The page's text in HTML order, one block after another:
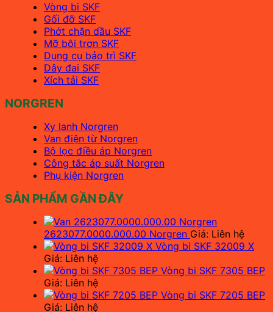
Vòng bi SKF
Gối đỡ SKF
Phớt chặn dầu SKF
Mỡ bôi trơn SKF
Dụng cụ bảo trì SKF
Dây đai SKF
Xích tải SKF
NORGREN
Xy lanh Norgren
Van điện từ Norgren
Bộ lọc điều áp Norgren
Công tắc áp suất Norgren
Phụ kiện Norgren
SẢN PHẨM GẦN ĐÂY
2623077.0000.000.00 Norgren Giá: Liên hệ
Vòng bi SKF 32009 X
Giá: Liên hệ
Vòng bi SKF 7305 BEP
Giá: Liên hệ
Vòng bi SKF 7205 BEP
Giá: Liên hệ